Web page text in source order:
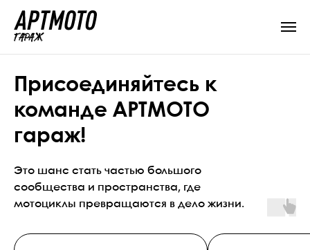
Присоединяйтесь к
команде АРТМОТО
гараж!
Это шанс стать частью большого
сообщества и пространства, где
мотоциклы превращаются в дело жизни.